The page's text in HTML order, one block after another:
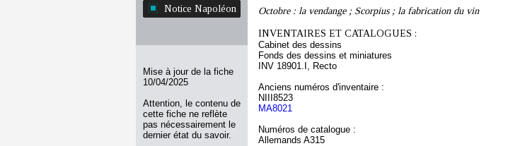
Notice Napoléon
Mise à jour de la fiche
10/04/2025
Attention, le contenu de
cette fiche ne reflète
pas nécessairement le
dernier état du savoir.
Octobre : la vendange ; Scorpius ; la fabrication du vin
INVENTAIRES ET CATALOGUES :
Cabinet des dessins
Fonds des dessins et miniatures
INV 18901.I, Recto
Anciens numéros d'inventaire :
NIII8523
MA8021
Numéros de catalogue :
Allemands A315